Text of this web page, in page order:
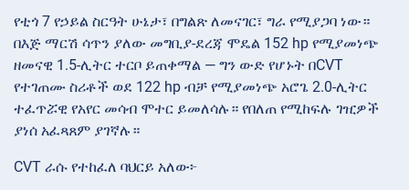
የቲጎ 7 የኃይል ስርዓት ሁኔታ፣ በግልጽ ለመናገር፣ ግራ የሚያጋባ ነው።
በእጅ ማርሽ ሳጥን ያለው መግቢያ-ደረጃ ሞዴል 152 hp የሚያመነጭ
ዘመናዊ 1.5-ሊትር ተርቦ ይጠቀማል — ግን ውድ የሆኑት በCVT
የተገጠሙ ስሪቶች ወደ 122 hp ብቻ የሚያመነጭ አሮጌ 2.0-ሊትር
ተፈጥሯዊ የአየር መሳብ ሞተር ይመለሳሉ። የበለጠ የሚከፍሉ ገዢዎች
ያነሰ አፈጻጸም ያገኛሉ።
CVT ራሱ የተከፈለ ባህርይ አለው፦